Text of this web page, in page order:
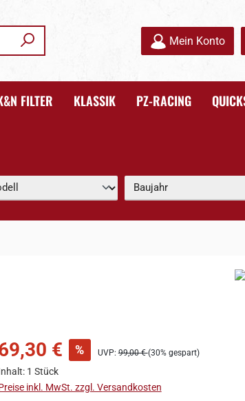
Mein Konto
FILTER KLASSIK PZ-RACING
€ % UVP:99,00 €(30% gespart)
1 Stück
inkl. MwSt. zzgl. Versandkosten